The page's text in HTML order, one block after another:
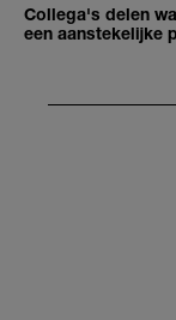
Collega's delen
een aanstekelijke